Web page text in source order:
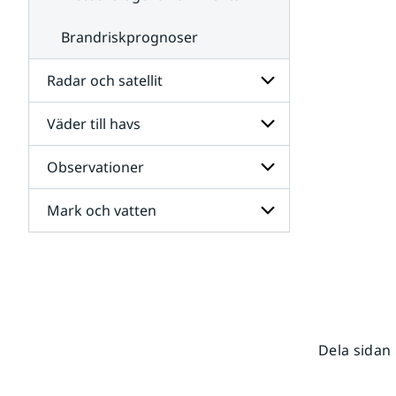
Brandriskprognoser
Radar och satellit
Undersidor
för
Radar
och
satellit
Väder till havs
Undersidor
för
Väder
till
havs
Observationer
Undersidor
för
Mark och vatten
Dela sidan